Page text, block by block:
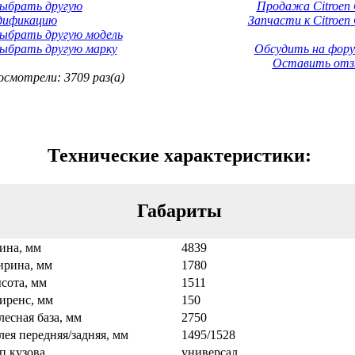
другую
другую модель
другую марку
3709 раз(а)
Продажа Citroen
Запчасти к Citroen
Обсудить на
Оставить
Технические характеристики:
Габариты
мм
4839
мм
1780
мм
1511
мм
150
база, мм
2750
передняя/задняя, мм
1495/1528
кузова
универсал